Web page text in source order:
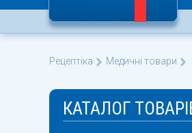
Рецептіка Медичні товари
КАТАЛОГ